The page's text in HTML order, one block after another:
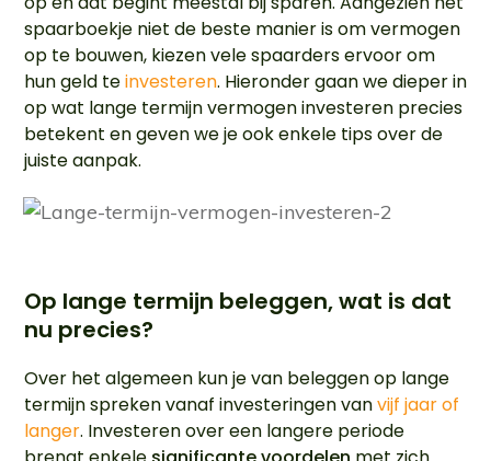
spaarboekje niet de beste manier is om vermogen
op te bouwen, kiezen vele spaarders ervoor om
hun geld teinvesteren. Hieronder gaan we dieper in
op wat lange termijn vermogen investeren precies
betekent en geven we je ook enkele tips over de
juiste aanpak.
Op lange termijn beleggen, wat is dat
nu precies?
Over het algemeen kun je van beleggen op lange
termijn spreken vanaf investeringen vanvijf jaar of
langer. Investeren over een langere periode